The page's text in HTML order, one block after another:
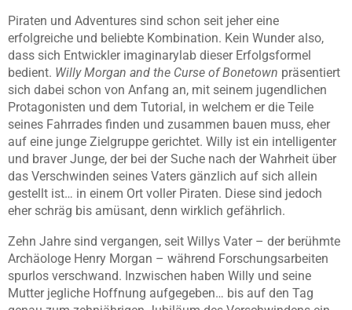
Piraten und Adventures sind schon seit jeher eine
erfolgreiche und beliebte Kombination. Kein Wunder also,
dass sich Entwickler imaginarylab dieser Erfolgsformel
bedient. WillyMorgan and the Curse of Bonetown präsentiert
sich dabei schon von Anfang an, mit seinem jugendlichen
Protagonisten und dem Tutorial, in welchem er die Teile
seines Fahrrades finden und zusammen bauen muss, eher
auf eine junge Zielgruppe gerichtet. Willy ist ein intelligenter
und braver Junge, der bei der Suche nach der Wahrheit über
das Verschwinden seines Vaters gänzlich auf sich allein
gestellt ist… in einem Ort voller Piraten. Diese sind jedoch
eher schräg bis amüsant, denn wirklich gefährlich.
Zehn Jahre sind vergangen, seit Willys Vater – der berühmte
Archäologe Henry Morgan – während Forschungsarbeiten
spurlos verschwand. Inzwischen haben Willy und seine
Mutter jegliche Hoffnung aufgegeben… bis auf den Tag